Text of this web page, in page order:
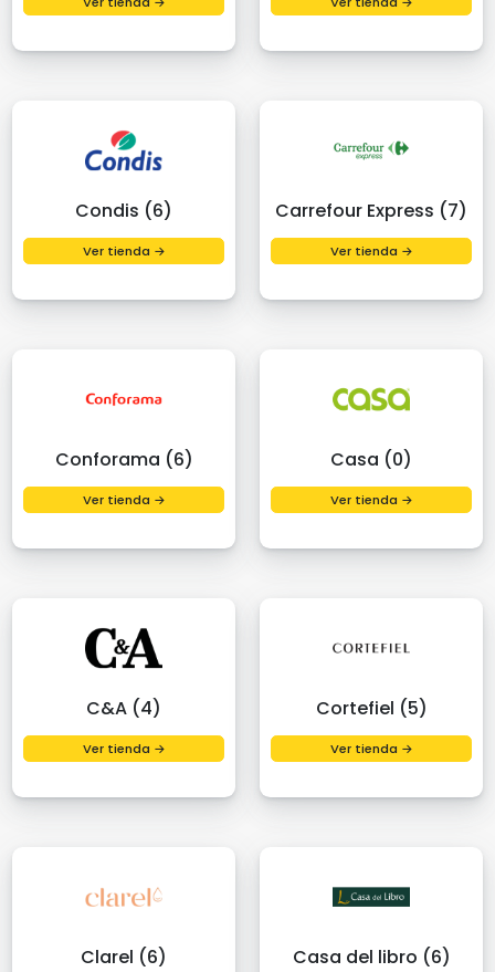
Condis (6)
Ver tienda →
Carrefour Express (7)
Ver tienda →
Conforama (6)
Ver tienda →
Casa (0)
Ver tienda →
C&A (4)
Ver tienda →
Cortefiel (5)
Ver tienda →
Clarel (6) Casa del libro (6)